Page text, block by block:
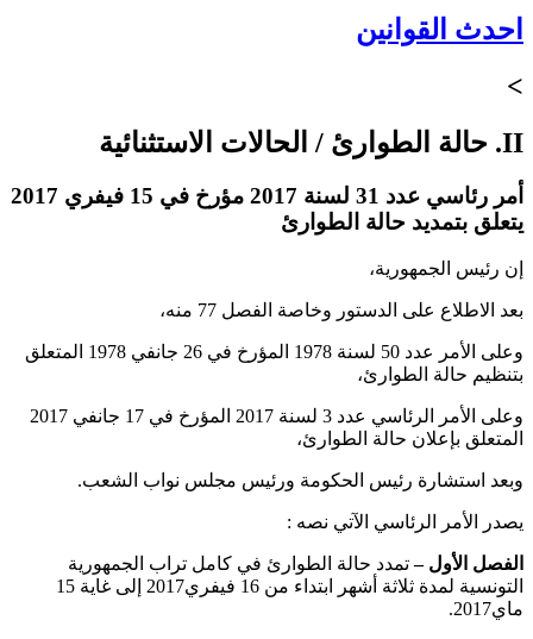
احدث القوانين
>
II. حالة الطوارئ / الحالات الاستثنائية
أمر رئاسي عدد 31 لسنة 2017 مؤرخ في 15 فيفري 2017
يتعلق بتمديد حالة الطوارئ
إن رئيس الجمهورية،
بعد الاطلاع على الدستور وخاصة الفصل 77 منه،
وعلى الأمر عدد 50 لسنة 1978 المؤرخ في 26 جانفي 1978 المتعلق
بتنظيم حالة الطوارئ،
وعلى الأمر الرئاسي عدد 3 لسنة 2017 المؤرخ في 17 جانفي 2017
المتعلق بإعلان حالة الطوارئ،
وبعد استشارة رئيس الحكومة ورئيس مجلس نواب الشعب.
يصدر الأمر الرئاسي الآتي نصه :
الفصل الأول –تمدد حالة الطوارئ في كامل تراب الجمهورية
التونسية لمدة ثلاثة أشهر ابتداء من 16 فيفري2017 إلى غاية 15
ماي2017
.